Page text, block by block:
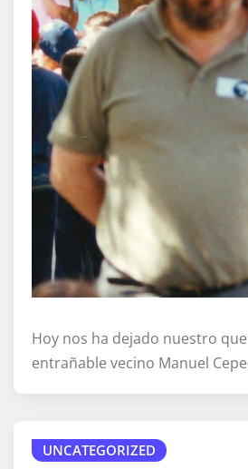
Hoy nos ha dejado nuestro
entrañable vecino Manuel
UNCATEGORIZED